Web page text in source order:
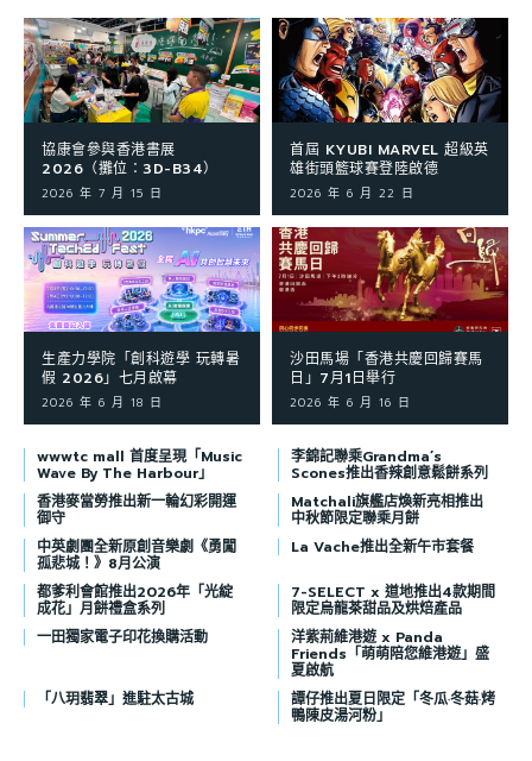
協康會參與香港書展
2026（攤位：3D-B34）
2026 年 7 月 15 日
首屆 KYUBI MARVEL 超級英
雄街頭籃球賽登陸啟德
2026 年 6 月 22 日
生產力學院「創科遊學 玩轉暑
假 2026」七月啟幕
2026 年 6 月 18 日
沙田馬場「香港共慶回歸賽馬
日」7月1日舉行
2026 年 6 月 16 日
wwwtc mall 首度呈現「Music
Wave By The Harbour」
李錦記聯乘Grandma’s
Scones推出香辣創意鬆餅系列
香港麥當勞推出新一輪幻彩開運
御守
Matchali旗艦店煥新亮相推出
中秋節限定聯乘月餅
中英劇團全新原創音樂劇《勇闖
孤悲城！》8月公演
La Vache推出全新午市套餐
都爹利會館推出2026年「光綻
成花」月餅禮盒系列
7-SELECT x 道地推出4款期間
限定烏龍茶甜品及烘焙產品
一田獨家電子印花換購活動
洋紫荊維港遊 x Panda
Friends「萌萌陪您維港遊」盛
夏啟航
「八玥翡翠」進駐太古城
譚仔推出夏日限定「冬瓜·冬菇·烤
鴨陳皮湯河粉」